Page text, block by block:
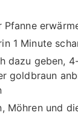
Pfanne
1 Minute
dazu geben,
goldbraun
Möhren und